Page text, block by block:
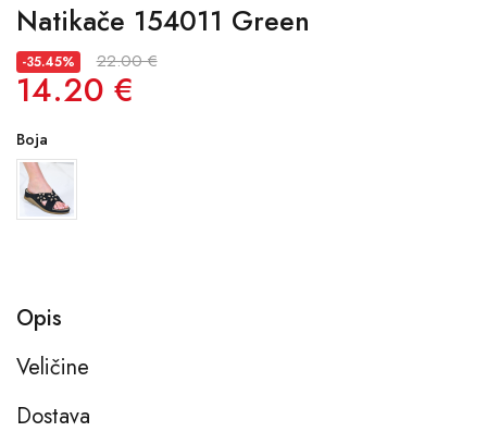
Natikače 154011 Green
-35.45% 22.00 €
14.20 €
Boja
Opis
Veličine
Dostava